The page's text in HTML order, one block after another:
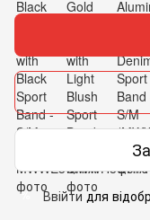
% Ввійти для